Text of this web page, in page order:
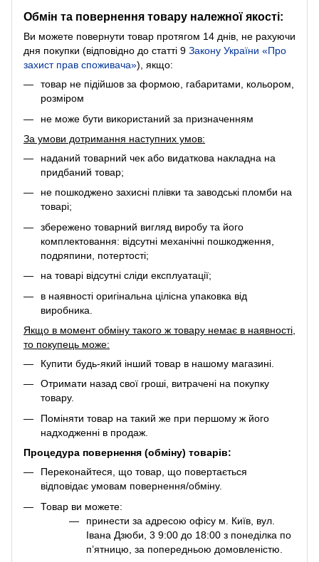
Обмін та повернення товару належної якості:
Ви можете повернути товар протягом 14 днів, не рахуючи
дня покупки (відповідно до статті 9 Закону України «Про
захист прав споживача»), якщо:
товар не підійшов за формою, габаритами, кольором,
розміром
не може бути використаний за призначенням
За умови дотримання наступних умов:
наданий товарний чек або видаткова накладна на
придбаний товар;
не пошкоджено захисні плівки та заводські пломби на
товарі;
збережено товарний вигляд виробу та його
комплектовання: відсутні механічні пошкодження,
подряпини, потертості;
на товарі відсутні сліди експлуатації;
в наявності оригінальна цілісна упаковка від
виробника.
Якщо в момент обміну такого ж товару немає в наявності,
то покупець може:
Купити будь-який інший товар в нашому магазині.
Отримати назад свої гроші, витрачені на покупку
товару.
Поміняти товар на такий же при першому ж його
надходженні в продаж.
Процедура повернення (обміну) товарів:
Переконайтеся, що товар, що повертається
відповідає умовам повернення/обміну.
Товар ви можете:
принести за адресою офісу м. Київ, вул.
Івана Дзюби, 3 9:00 до 18:00 з понеділка по
п’ятницю, за попередньою домовленістю.